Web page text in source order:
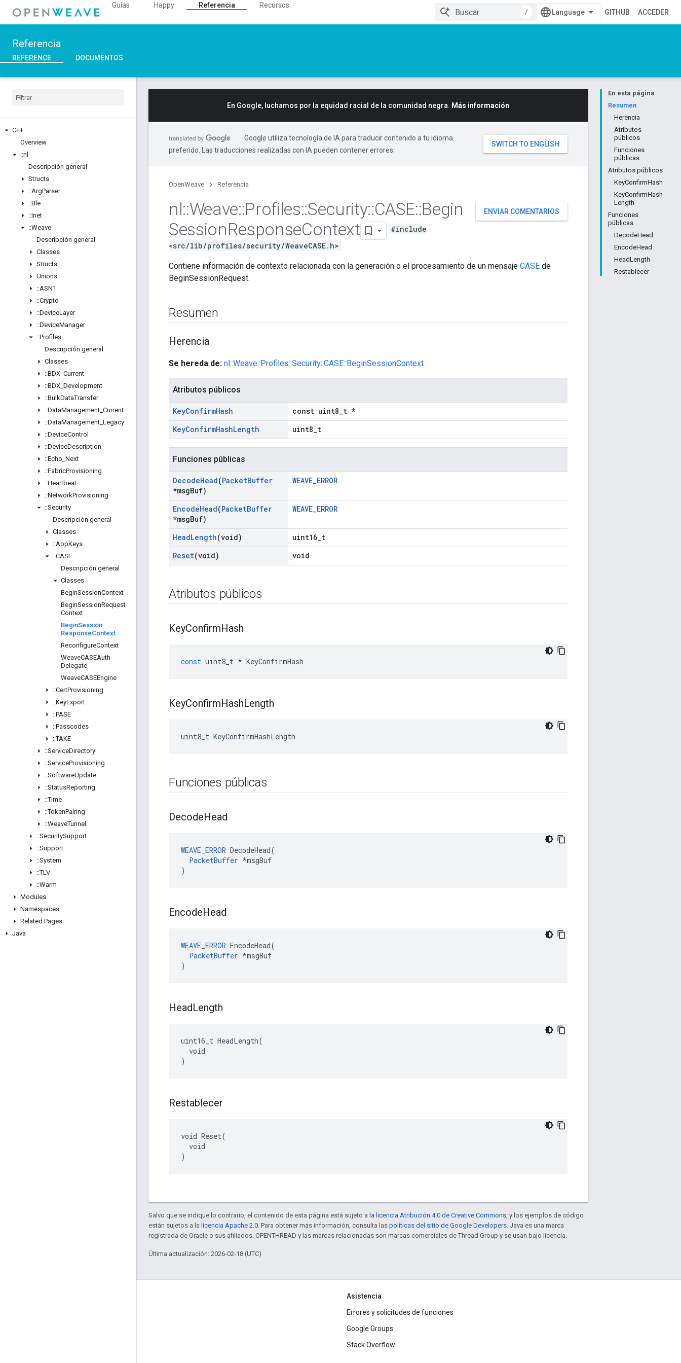
Guías Happy Referencia
Recursos
/
GITHUB ACCEDER
Referencia
REFERENCE DOCUMENTOS
C++
Overview
::nl
Descripción general
Structs
::ArgParser
::Ble
::Inet
::Weave
Descripción general
Classes
Structs
Unions
::ASN1
::Crypto
::DeviceLayer
::DeviceManager
::Profiles
Descripción general
Classes
::BDX Current
::BDX Development
::BulkDataTransfer
::DataManagement Current
::DataManagement Legacy
::DeviceControl
::DeviceDescription
::Echo Next
::FabricProvisioning
::Heartbeat
::NetworkProvisioning
::Security
Descripción general
Classes
::AppKeys
::CASE
Descripción general
Classes
BeginSessionContext
BeginSessionRequest
Context
BeginSession
ResponseContext
ReconfigureContext
WeaveCASEAuth
Delegate
WeaveCASEEngine
::CertProvisioning
::KeyExport
::PASE
::Passcodes
::TAKE
::ServiceDirectory
::ServiceProvisioning
::SoftwareUpdate
::StatusReporting
::Time
::TokenPairing
::WeaveTunnel
::SecuritySupport
::Support
::System
::TLV
::Warm
Modules
Namespaces
Related Pages
Java
En esta página
Resumen
Herencia
Atributos
públicos
Funciones
públicas
Atributos públicos
KeyConfirmHash
KeyConfirmHash
Length
Funciones
públicas
DecodeHead
EncodeHead
HeadLength
Restablecer
En Google, luchamos por la equidad racial de la comunidad negra. Más información
Google utiliza tecnología de IA para traducir contenido a tu idioma
preferido. Las traducciones realizadas con IA pueden contener errores.
OpenWeave Referencia
ENVIAR COMENTARIOS
nl::Weave::Profiles::Security::CASE::Begin
SessionResponseContext
#include
<src/lib/profiles/security/WeaveCASE.h>
Contiene información de contexto relacionada con la generación o el procesamiento de un mensaje CASE de
BeginSessionRequest.
Resumen
Herencia
Se hereda de: nl::Weave::Profiles::Security::CASE::BeginSessionContext
Atributos públicos
KeyConfirmHash
const uint8_t *
KeyConfirmHashLength uint8_t
Funciones públicas
DecodeHead(PacketBuffer
*msgBuf)
WEAVE_ERROR
EncodeHead(PacketBuffer
*msgBuf)
WEAVE_ERROR
HeadLength(void)
uint16_t
Reset(void) void
Atributos públicos
KeyConfirmHash
const uint8_t * KeyConfirmHash
KeyConfirmHashLength
uint8_t KeyConfirmHashLength
Funciones públicas
DecodeHead
WEAVE_ERROR DecodeHead(
PacketBuffer *msgBuf
)
EncodeHead
WEAVE_ERROR EncodeHead(
PacketBuffer *msgBuf
)
HeadLength
uint16_t HeadLength(
  void
)
Restablecer
void Reset(
  void
)
Salvo que se indique lo contrario, el contenido de esta página está sujeto a la licencia Atribución 4.0 de Creative Commons, y los ejemplos de código
están sujetos a la licencia Apache 2.0. Para obtener más información, consulta las políticas del sitio de Google Developers. Java es una marca
registrada de Oracle o sus afiliados. OPENTHREAD y las marcas relacionadas son marcas comerciales de Thread Group y se usan bajo licencia.
Última actualización: 2026-02-18 (UTC)
Asistencia
Errores y solicitudes de funciones
Google Groups
Stack Overflow